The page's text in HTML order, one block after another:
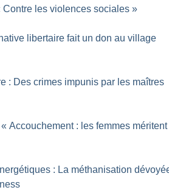
Contre les violences sociales »
libertaire fait un don au village
: Des crimes impunis par les maîtres
Accouchement : les femmes méritent
: La méthanisation